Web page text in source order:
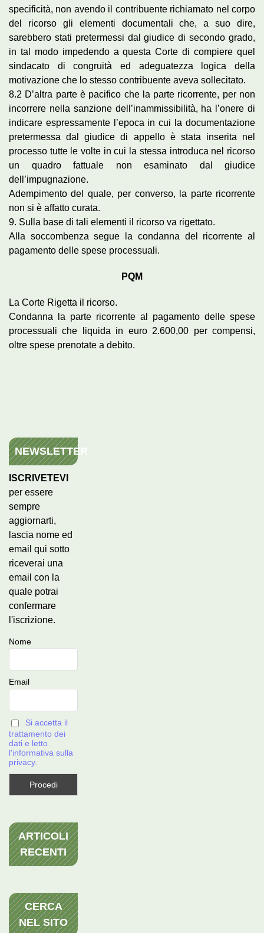
specificità, non avendo il contribuente richiamato nel corpo
del ricorso gli elementi documentali che, a suo dire,
sarebbero stati pretermessi dal giudice di secondo grado,
in tal modo impedendo a questa Corte di compiere quel
sindacato di congruità ed adeguatezza logica della
motivazione che lo stesso contribuente aveva sollecitato.
8.2 D’altra parte è pacifico che la parte ricorrente, per non
incorrere nella sanzione dell’inammissibilità, ha l’onere di
indicare espressamente l’epoca in cui la documentazione
pretermessa dal giudice di appello è stata inserita nel
processo tutte le volte in cui la stessa introduca nel ricorso
un quadro fattuale non esaminato dal giudice
dell’impugnazione.
Adempimento del quale, per converso, la parte ricorrente
non si è affatto curata.
9. Sulla base di tali elementi il ricorso va rigettato.
Alla soccombenza segue la condanna del ricorrente al
pagamento delle spese processuali.
PQM
La Corte Rigetta il ricorso.
Condanna la parte ricorrente al pagamento delle spese
processuali che liquida in euro 2.600,00 per compensi,
oltre spese prenotate a debito.
NEWSLETTER
ISCRIVETEVI
per essere
sempre
aggiornarti,
lascia nome ed
email qui sotto
riceverai una
email con la
quale potrai
confermare
l'iscrizione.
Nome
Email
Si accetta il
trattamento dei
dati e letto
l'informativa sulla
privacy.
ARTICOLI
RECENTI
CERCA
NEL SITO